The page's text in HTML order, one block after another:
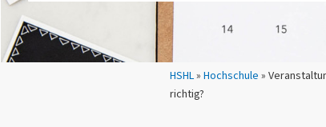
Sie sind hier:
HSHL» Hochschule »
richtig?